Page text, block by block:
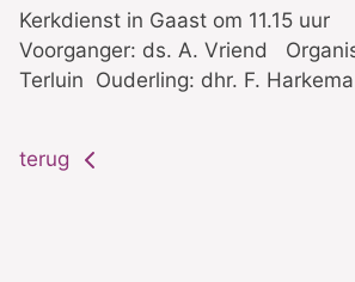
Kerkdienst in Gaast om 11.15 uur
Voorganger: ds. A. Vriend
Terluin Ouderling: dhr. F. Harkema
terug